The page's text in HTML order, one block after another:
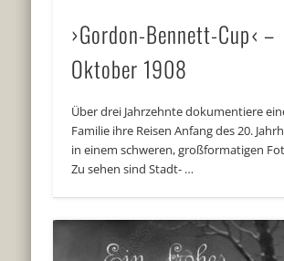
›Gordon-Bennett-Cup‹ –
Oktober 1908
Über drei Jahrzehnte dokumentiere
Familie ihre Reisen Anfang des 20.
in einem schweren, großformatigen
Zu sehen sind Stadt- …